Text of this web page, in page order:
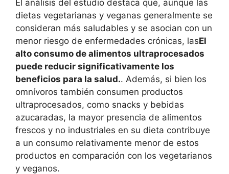
El análisis del estudio destaca que, aunque las
dietas vegetarianas y veganas generalmente se
consideran más saludables y se asocian con un
menor riesgo de enfermedades crónicas, lasEl
alto consumo de alimentos ultraprocesados ​​
puede reducir significativamente los
beneficios para la salud.. Además, si bien los
omnívoros también consumen productos
ultraprocesados, como snacks y bebidas
azucaradas, la mayor presencia de alimentos
frescos y no industriales en su dieta contribuye
a un consumo relativamente menor de estos
productos en comparación con los vegetarianos
y veganos.